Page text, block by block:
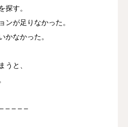
探す。
ンが足りなかった。
かなかった。
うと、
– – – –